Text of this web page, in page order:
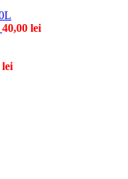
40,00 lei
lei